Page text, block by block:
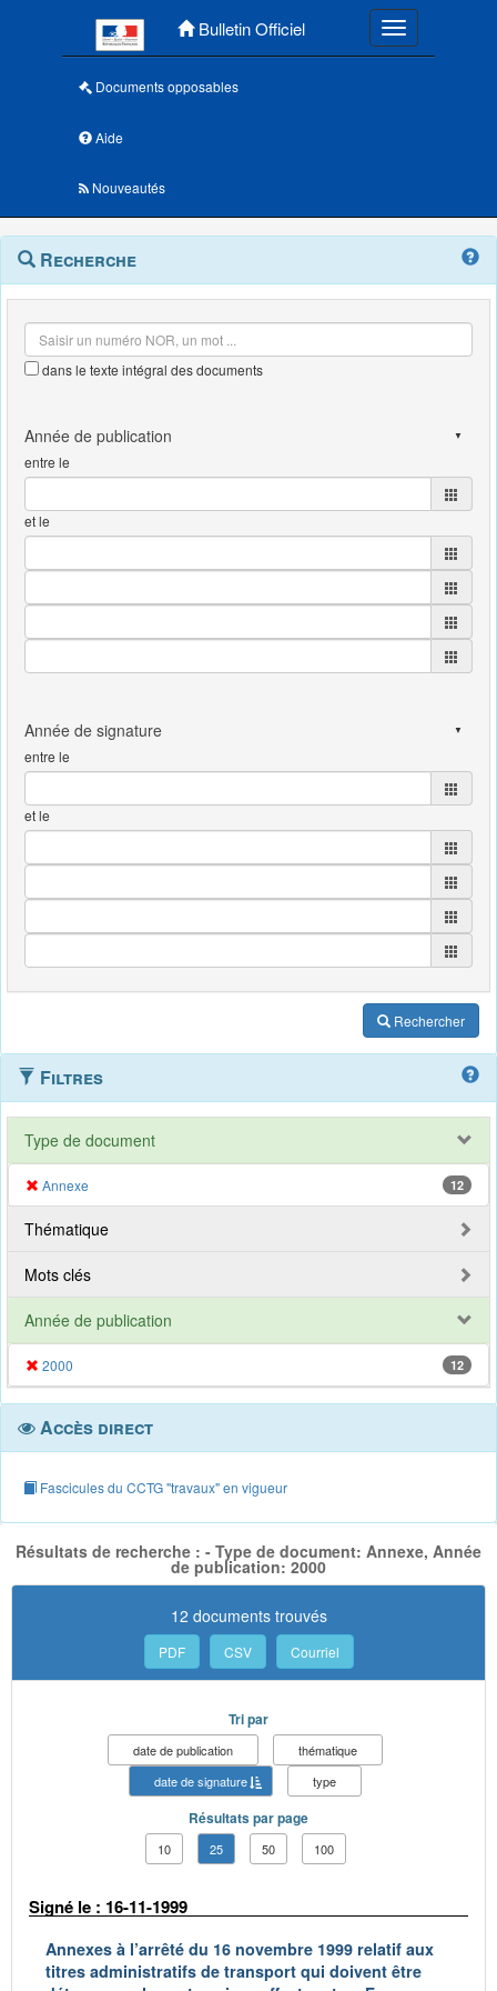
Bulletin Officiel Toggle
Documents opposables
Aide
Nouveautés
Navigation
outils
Menu
contextuel
Recherche
dans le texte intégral des documents
entre le
et le
entre le
et le
Rechercher
Filtres
Type de document
Annexe 12
Thématique
Mots clés
Année de publication
2000 12
Accès direct
Fascicules du CCTG "travaux" en vigueur
Résultats de recherche : - Type de document: Annexe, Année
de publication: 2000
12 documents trouvés
PDF CSV Courriel
Tri par
date de publication
thématique
date de signature
type
Résultats par page
10 25 50 100
Signé le : 16-11-1999
Annexes à l’arrêté du 16 novembre 1999 relatif aux
titres administratifs de transport qui doivent être